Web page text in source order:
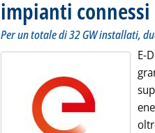
impianti connessi
Per un totale di 32 GW installati,
E-